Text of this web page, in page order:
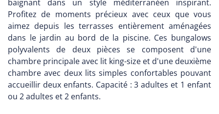
baignant dans un style méditerranéen inspirant.
Profitez de moments précieux avec ceux que vous
aimez depuis les terrasses entièrement aménagées
dans le jardin au bord de la piscine. Ces bungalows
polyvalents de deux pièces se composent d'une
chambre principale avec lit king-size et d'une deuxième
chambre avec deux lits simples confortables pouvant
accueillir deux enfants. Capacité : 3 adultes et 1 enfant
ou 2 adultes et 2 enfants.